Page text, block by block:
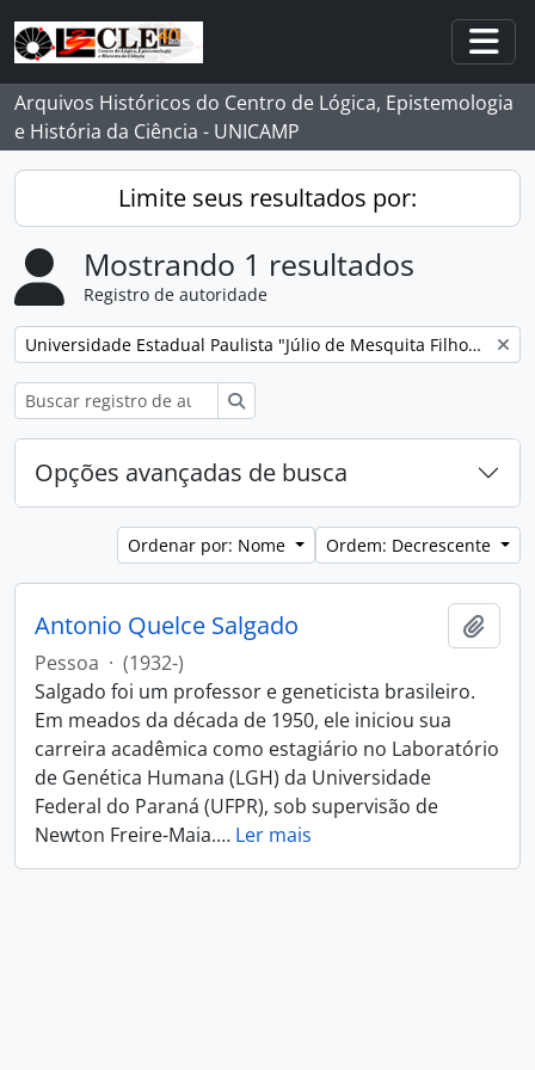
Skip to main content
Arquivos Históricos do Centro de Lógica, Epistemologia
e História da Ciência - UNICAMP
Limite seus resultados por:
Mostrando 1 resultados
Registro de autoridade
Remover filtro: Universidade Estadual Paulista "Júlio de Mesquita Filho" (Unesp)
Opções avançadas de busca
Ordenar por: Nome Ordem: Decrescente
Antonio Quelce Salgado
Pessoa · (1932-)
Salgado foi um professor e geneticista brasileiro.
Em meados da década de 1950, ele iniciou sua
carreira acadêmica como estagiário no Laboratório
de Genética Humana (LGH) da Universidade
Federal do Paraná (UFPR), sob supervisão de
Newton Freire-Maia.… Ler mais